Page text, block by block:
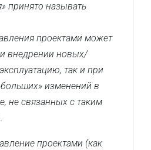
принято называть
проектами может
внедрении новых/
так и при
изменений в
не связанных с таким
проектами (как